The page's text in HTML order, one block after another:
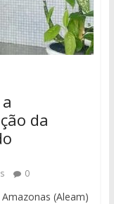
da
0
(Aleam)